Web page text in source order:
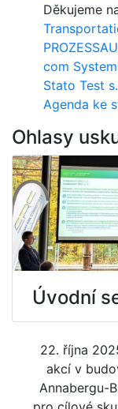
Děkujeme
com
Stato Test
Agenda ke
Ohlasy
Úvodní
22. října
akcí v
Annabergu-